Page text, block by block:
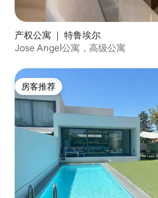
产权公寓 ｜ 特鲁埃尔
Jose Angel公寓，高级公寓
房客推荐
房客推荐